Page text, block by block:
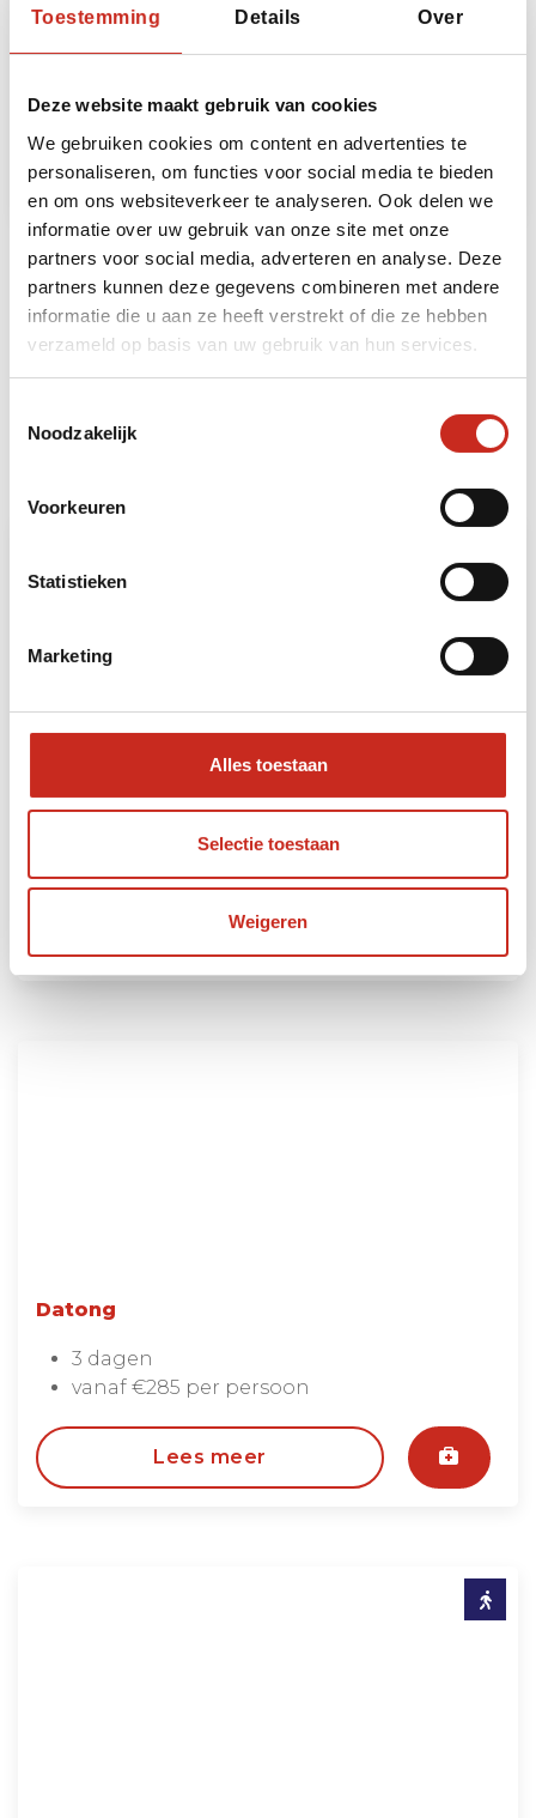
Toestemming Details Over
Deze website maakt gebruik van cookies
We gebruiken cookies om content en advertenties te
personaliseren, om functies voor social media te bieden
en om ons websiteverkeer te analyseren. Ook delen we
informatie over uw gebruik van onze site met onze
partners voor social media, adverteren en analyse. Deze
partners kunnen deze gegevens combineren met andere
informatie die u aan ze heeft verstrekt of die ze hebben
verzameld op basis van uw gebruik van hun services.
Noodzakelijk
Voorkeuren
Statistieken
Marketing
Alles toestaan
Selectie toestaan
Weigeren
China, Lijiang, fietstocht Lashi & Baisha
€130 per persoon
Lees meer
Bekijk alle excursies
Heeft u ruimte voor nog meer beleving? Dan kunt
Lees meer
Datong
3 dagen
vanaf €285 per persoon
Lees meer